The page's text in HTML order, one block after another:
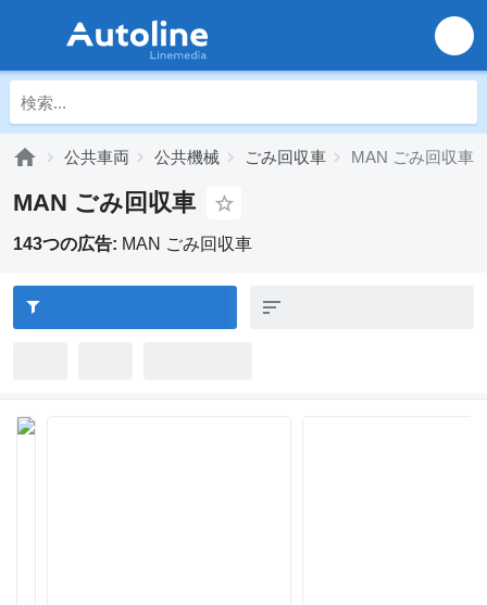
公共車両 公共機械 ごみ回収車 MAN ごみ回収車
MAN ごみ回収車
143つの広告: MAN ごみ回収車